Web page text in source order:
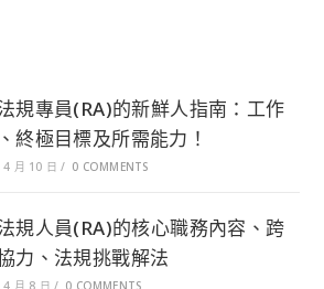
規專員(RA)的新鮮人指南：工作
終極目標及所需能力！
4 月 10 日 / 0 COMMENTS
規人員(RA)的核心職務內容、跨
力、法規挑戰解法
4 月 8 日 / 0 COMMENTS